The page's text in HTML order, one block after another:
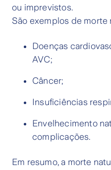
ou imprevistos.
São exemplos de morte
Doenças
AVC;
Câncer;
Insuficiências
Envelhecimento
complicações.
Em resumo, a morte